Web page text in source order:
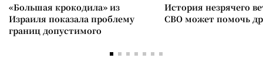
«Большая крокодила» из
Израиля показала проблему
границ допустимого
История незрячего
СВО может помочь